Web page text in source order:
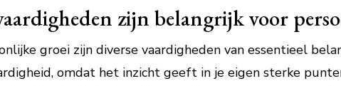
zijn belangrijk voor
groei zijn diverse vaardigheden van essentieel
omdat het inzicht geeft in je eigen sterke